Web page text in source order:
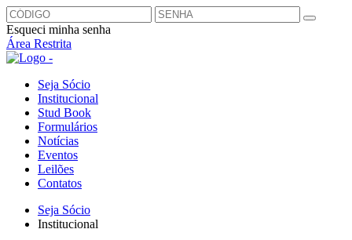
Esqueci minha senha
Área Restrita
Seja Sócio
Institucional
Stud Book
Formulários
Notícias
Eventos
Leilões
Contatos
Seja Sócio
Institucional